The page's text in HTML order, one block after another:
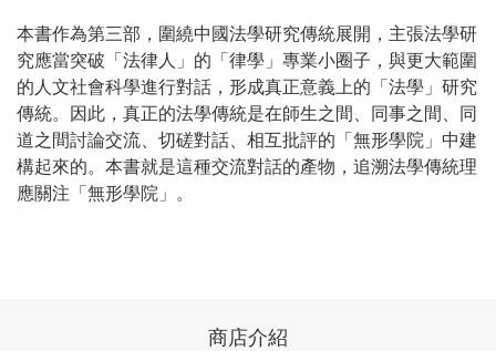
本書作為第三部，圍繞中國法學研究傳統展開，主張法學研
究應當突破「法律人」的「律學」專業小圈子，與更大範圍
的人文社會科學進行對話，形成真正意義上的「法學」研究
傳統。因此，真正的法學傳統是在師生之間、同事之間、同
道之間討論交流、切磋對話、相互批評的「無形學院」中建
構起來的。本書就是這種交流對話的產物，追溯法學傳統理
應關注「無形學院」。
商店介紹